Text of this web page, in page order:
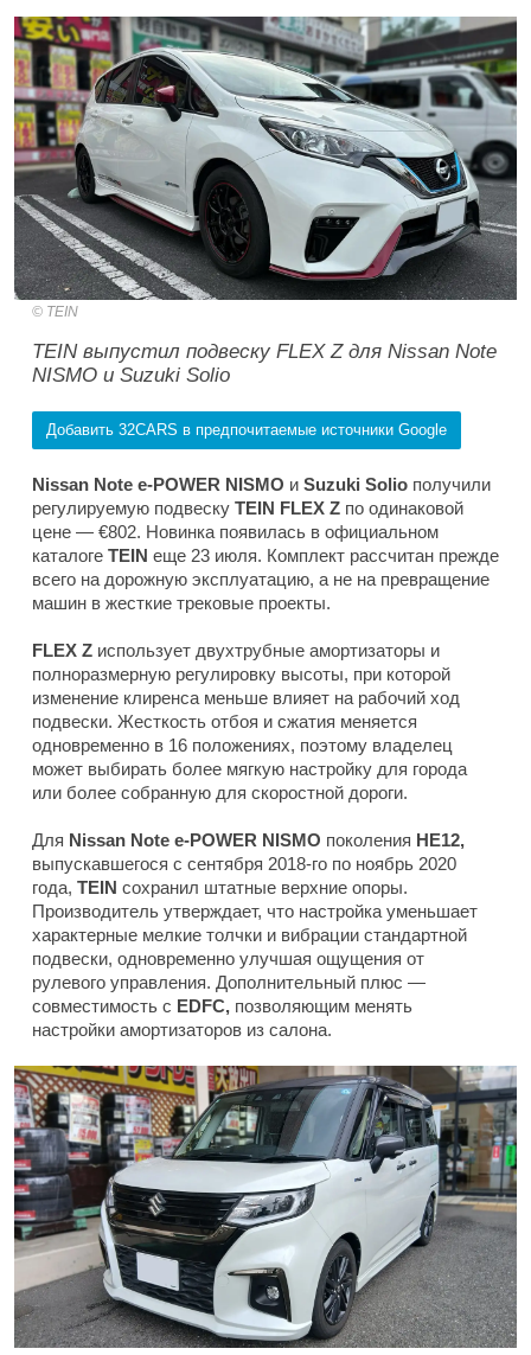
TEIN
TEIN выпустил подвеску FLEX Z для Nissan Note
NISMO и Suzuki Solio
Добавить 32CARS в предпочитаемые источники Google
Nissan Note e-POWER NISMO и Suzuki Solio получили
регулируемую подвеску TEIN FLEX Z по одинаковой
цене — €802. Новинка появилась в официальном
каталоге TEIN еще 23 июля. Комплект рассчитан прежде
всего на дорожную эксплуатацию, а не на превращение
машин в жесткие трековые проекты.
FLEX Z использует двухтрубные амортизаторы и
полноразмерную регулировку высоты, при которой
изменение клиренса меньше влияет на рабочий ход
подвески. Жесткость отбоя и сжатия меняется
одновременно в 16 положениях, поэтому владелец
может выбирать более мягкую настройку для города
или более собранную для скоростной дороги.
Для Nissan Note e-POWER NISMO поколения HE12,
выпускавшегося с сентября 2018-го по ноябрь 2020
года, TEIN сохранил штатные верхние опоры.
Производитель утверждает, что настройка уменьшает
характерные мелкие толчки и вибрации стандартной
подвески, одновременно улучшая ощущения от
рулевого управления. Дополнительный плюс —
совместимость с EDFC, позволяющим менять
настройки амортизаторов из салона.